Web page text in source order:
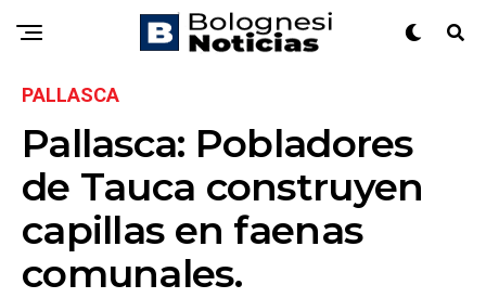
PALLASCA
Pallasca: Pobladores
de Tauca construyen
capillas en faenas
comunales.